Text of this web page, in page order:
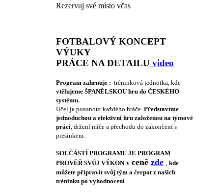
Rezervuj své místo včas
FOTBALOVÝ KONCEPT
VÝUKY
PRÁCE NA DETAILU video
Program zahrnuje : tréninková jednotka, kde
vtělujeme ŠPANĚLSKOU hru do ČESKÉHO
systému.
Učel je posunout každého hráče. Představíme
jednoduchou a efektivní hru založenou na týmové
práci , držení míče a přechodu do zakončení s
presinkem.
SOUČÁSTÍ PROGRAMU JE PROGRAM
PROVĚŘ SVŮJ VÝKONv ceně zde
kde
můžete připravit svůj tým a čerpat z našich
tréninku po vyhodnocení